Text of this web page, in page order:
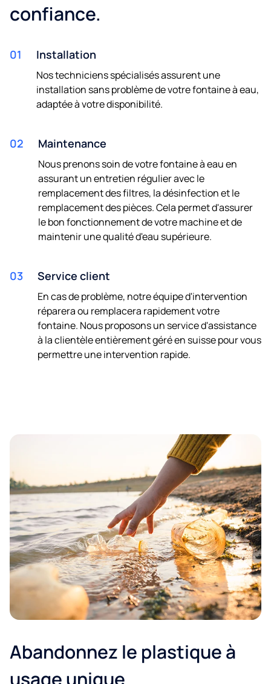
confiance.
01 Installation
Nos techniciens spécialisés assurent une
installation sans problème de votre fontaine à eau,
adaptée à votre disponibilité.
02 Maintenance
Nous prenons soin de votre fontaine à eau en
assurant un entretien régulier avec le
remplacement des filtres, la désinfection et le
remplacement des pièces. Cela permet d'assurer
le bon fonctionnement de votre machine et de
maintenir une qualité d'eau supérieure.
03 Service client
En cas de problème, notre équipe d'intervention
réparera ou remplacera rapidement votre
fontaine. Nous proposons un service d'assistance
à la clientèle entièrement géré en suisse pour vous
permettre une intervention rapide.
Abandonnez le plastique à
usage unique